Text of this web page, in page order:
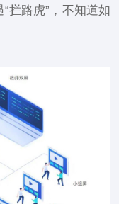
拦路虎”，不知道如